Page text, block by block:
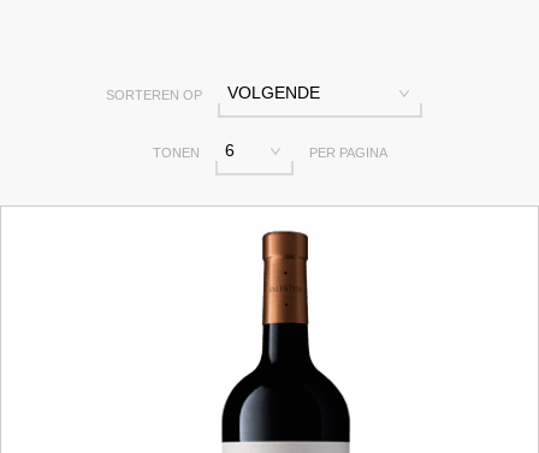
SORTEREN OP VOLGENDE
TONEN 6 PER PAGINA